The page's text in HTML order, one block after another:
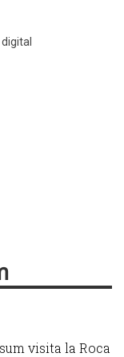
visita la Roca